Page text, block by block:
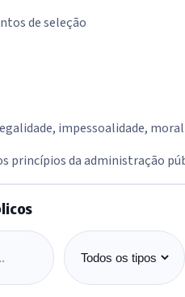
de seleção
impessoalidade,
princípios da administração
Tipo